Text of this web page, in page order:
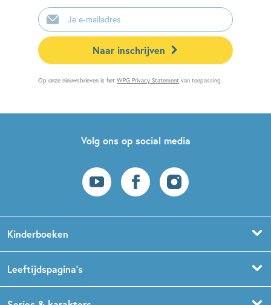
E-
mailadres
Naar inschrijven
Op onze nieuwsbrieven is hetWPG Privacy Statement van toepassing.
Volg ons op social media
Kinderboeken
Prentenboeken
Leeftijdspagina’s